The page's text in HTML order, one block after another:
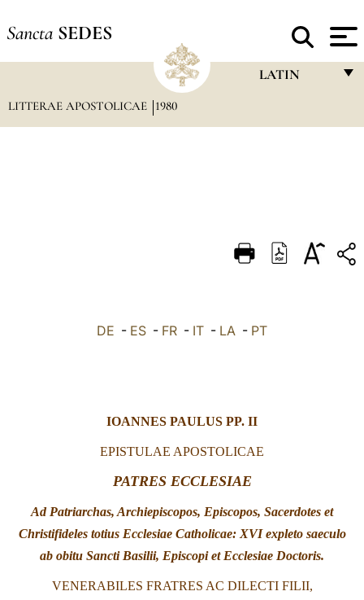
Sancta SEDES
LATIN
DEUTSCH
العربيّة
LITTERAE APOSTOLICAE 1980
DE - ES - FR - IT - LA - PT
IOANNES PAULUS PP. II
EPISTULAE APOSTOLICAE
PATRES ECCLESIAE
Ad Patriarchas, Archiepiscopos, Episcopos, Sacerdotes et
Christifideles totius Ecclesiae Catholicae: XVI expleto saeculo
ab obitu Sancti Basilii, Episcopi et Ecclesiae Doctoris.
VENERABILES FRATRES AC DILECTI FILII,